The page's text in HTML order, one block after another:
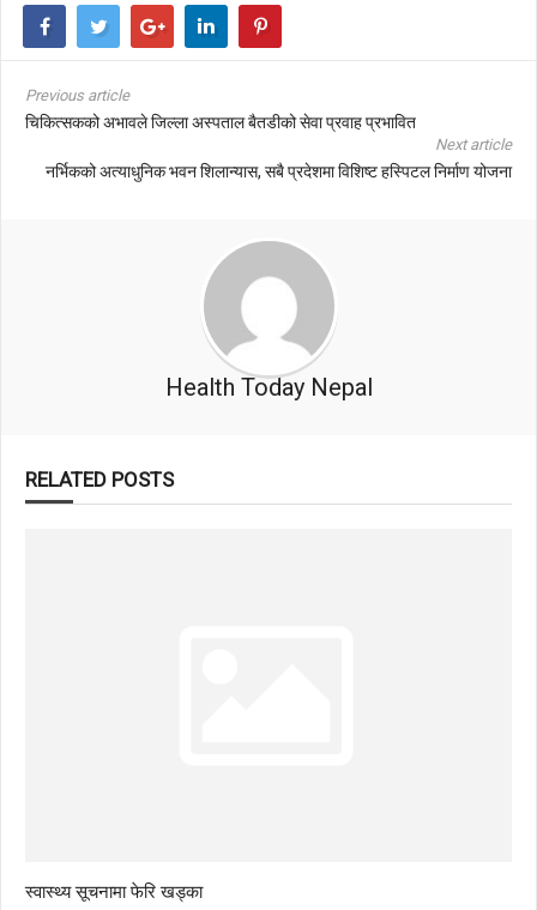
Previous article
चिकित्सकको अभावले जिल्ला अस्पताल बैतडीको सेवा प्रवाह प्रभावित
Next article
नर्भिकको अत्याधुनिक भवन शिलान्यास, सबै प्रदेशमा विशिष्ट हस्पिटल निर्माण योजना
Health Today Nepal
RELATED POSTS
स्वास्थ्य सूचनामा फेरि खड्का